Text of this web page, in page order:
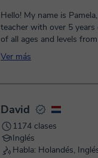
Hello! My name is
teacher with over 5
of all ages and levels
Ver más
David
1174 clases
Inglés
Habla: Holandés,